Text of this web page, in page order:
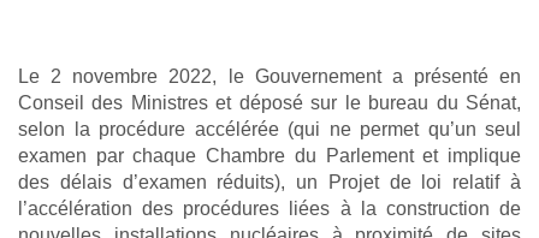
Le 2 novembre 2022, le Gouvernement a présenté en
Conseil des Ministres et déposé sur le bureau du Sénat,
selon la procédure accélérée (qui ne permet qu’un seul
examen par chaque Chambre du Parlement et implique
des délais d’examen réduits), un Projet de loi relatif à
l’accélération des procédures liées à la construction de